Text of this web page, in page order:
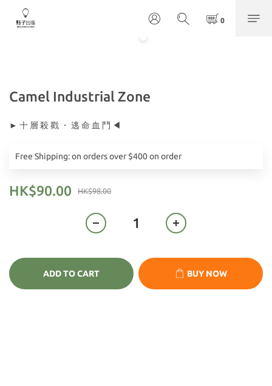
Camel Industrial Zone
► 十 層 殺 戳 ・ 逃 命 血 鬥 ◀
Free Shipping: on orders over $400 on order
HK$98.00
HK$90.00
ADD TO CART BUY NOW